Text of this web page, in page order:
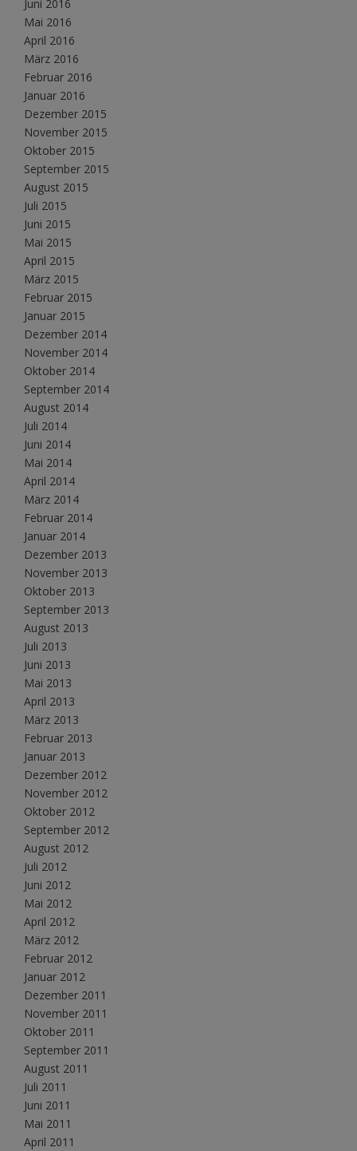
Juni 2016
Mai 2016
April 2016
März 2016
Februar 2016
Januar 2016
Dezember 2015
November 2015
Oktober 2015
September 2015
August 2015
Juli 2015
Juni 2015
Mai 2015
April 2015
März 2015
Februar 2015
Januar 2015
Dezember 2014
November 2014
Oktober 2014
September 2014
August 2014
Juli 2014
Juni 2014
Mai 2014
April 2014
März 2014
Februar 2014
Januar 2014
Dezember 2013
November 2013
Oktober 2013
September 2013
August 2013
Juli 2013
Juni 2013
Mai 2013
April 2013
März 2013
Februar 2013
Januar 2013
Dezember 2012
November 2012
Oktober 2012
September 2012
August 2012
Juli 2012
Juni 2012
Mai 2012
April 2012
März 2012
Februar 2012
Januar 2012
Dezember 2011
November 2011
Oktober 2011
September 2011
August 2011
Juli 2011
Juni 2011
Mai 2011
April 2011